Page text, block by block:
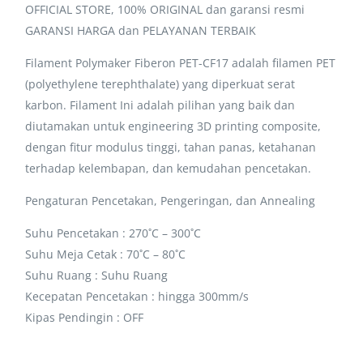
OFFICIAL STORE, 100% ORIGINAL dan garansi resmi
GARANSI HARGA dan PELAYANAN TERBAIK
Filament Polymaker Fiberon PET-CF17 adalah filamen PET
(polyethylene terephthalate) yang diperkuat serat
karbon. Filament Ini adalah pilihan yang baik dan
diutamakan untuk engineering 3D printing composite,
dengan fitur modulus tinggi, tahan panas, ketahanan
terhadap kelembapan, dan kemudahan pencetakan.
Pengaturan Pencetakan, Pengeringan, dan Annealing
Suhu Pencetakan : 270˚C – 300˚C
Suhu Meja Cetak : 70˚C – 80˚C
Suhu Ruang : Suhu Ruang
Kecepatan Pencetakan : hingga 300mm/s
Kipas Pendingin : OFF